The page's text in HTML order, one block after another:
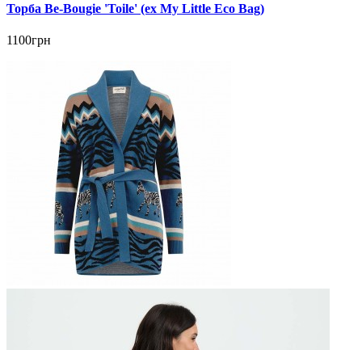
Торба Be-Bougie 'Toile' (ex My Little Eco Bag)
1100грн